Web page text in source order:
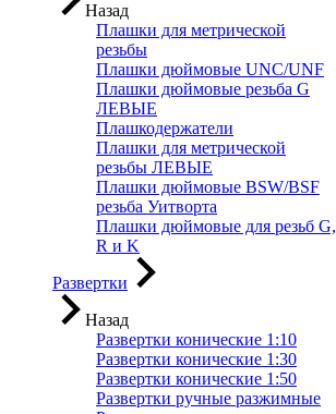
Назад
Плашки для метрической
резьбы
Плашки дюймовые UNC/UNF
Плашки дюймовые резьба G
ЛЕВЫЕ
Плашкодержатели
Плашки для метрической
резьбы ЛЕВЫЕ
Плашки дюймовые BSW/BSF
резьба Уитворта
Плашки дюймовые для резьб G,
R и K
Развертки
Назад
Развертки конические 1:10
Развертки конические 1:30
Развертки конические 1:50
Развертки ручные разжимные